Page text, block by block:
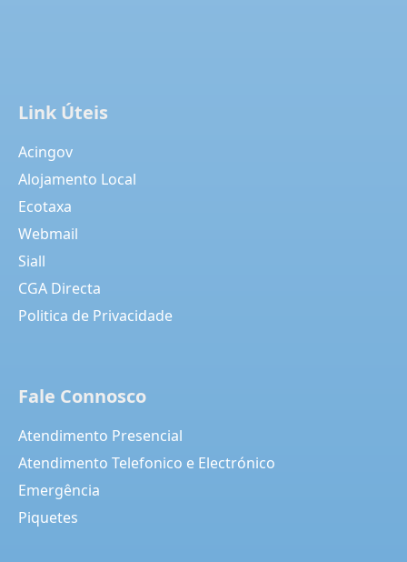
Link Úteis
Acingov
Alojamento Local
Ecotaxa
Webmail
Siall
CGA Directa
Politica de Privacidade
Fale Connosco
Atendimento Presencial
Atendimento Telefonico e Electrónico
Emergência
Piquetes